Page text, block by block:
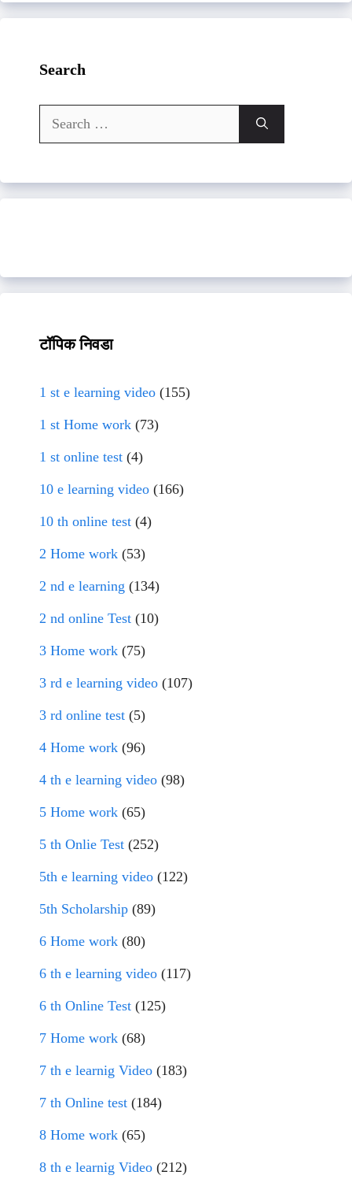
Search
Search
for:
टॉपिक निवडा
1 st e learning video (155)
1 st Home work (73)
1 st online test (4)
10 e learning video (166)
10 th online test (4)
2 Home work (53)
2 nd e learning (134)
2 nd online Test (10)
3 Home work (75)
3 rd e learning video (107)
3 rd online test (5)
4 Home work (96)
4 th e learning video (98)
5 Home work (65)
5 th Onlie Test (252)
5th e learning video (122)
5th Scholarship (89)
6 Home work (80)
6 th e learning video (117)
6 th Online Test (125)
7 Home work (68)
7 th e learnig Video (183)
7 th Online test (184)
8 Home work (65)
8 th e learnig Video (212)